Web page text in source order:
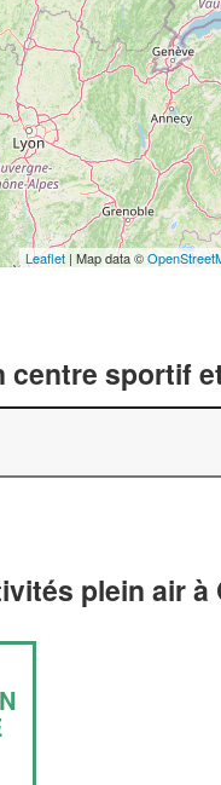
Leaflet | Map data ©
centre sportif
plein air à